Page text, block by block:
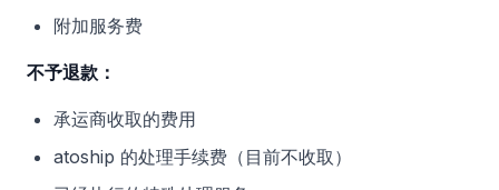
附加服务费
不予退款：
承运商收取的费用
atoship 的处理手续费（目前不收取）